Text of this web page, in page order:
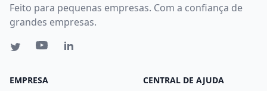
Feito para pequenas empresas. Com a confiança de
grandes empresas.
EMPRESA CENTRAL DE AJUDA